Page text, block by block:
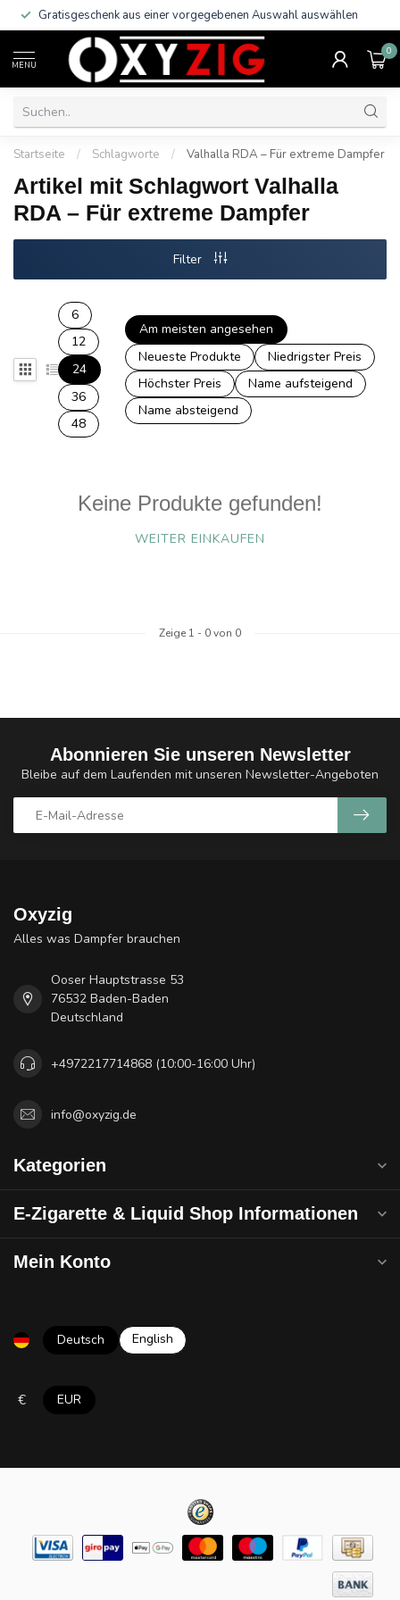
Gratisgeschenk aus einer vorgegebenen Auswahl auswählen
MENU
0
Startseite / Schlagworte / Valhalla RDA – Für extreme Dampfer
Artikel mit Schlagwort Valhalla
RDA – Für extreme Dampfer
Filter
6
12
24
36
48
Am meisten angesehen
Neueste Produkte
Niedrigster Preis
Höchster Preis
Name aufsteigend
Name absteigend
Keine Produkte gefunden!
WEITER EINKAUFEN
Zeige 1 - 0von 0
Abonnieren Sie unseren Newsletter
Bleibe auf dem Laufenden mit unseren Newsletter-Angeboten
Oxyzig
Alles was Dampfer brauchen
Ooser Hauptstrasse 53
76532 Baden-Baden
Deutschland
+4972217714868 (10:00-16:00 Uhr)
info@oxyzig.de
Kategorien
E-Zigarette & Liquid Shop Informationen
Mein Konto
Deutsch English
€ EUR